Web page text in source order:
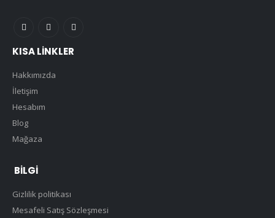
KISA LINKLER
Hakkımızda
İletişim
Hesabım
Blog
Mağaza
BILGI
Gizlilik politikası
Mesafeli Satış Sözleşmesi